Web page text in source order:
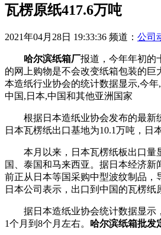
瓦楞原纸417.6万吨
2021年04月28日 19:33:36 频道： 公司
哈尔滨纸箱厂报道，今年年初的
的网上购物是不会改变纸箱包装的巨
本造纸行业协会的统计数据显示,今
中国,日本,中国和其他亚洲国家
根据日本造纸业协会发布的最新
日本瓦楞纸出口基地为10.1万吨，日
本月以来，日本瓦楞纸板出口量
国、泰国和马来西亚。据日本经济新
前正从日本等国采购中型波纹制品，
日本公司表示，出口到中国的瓦楞纸
据日本造纸业协会统计数据显示
1个月到8个月左右。 哈尔滨纸箱批发